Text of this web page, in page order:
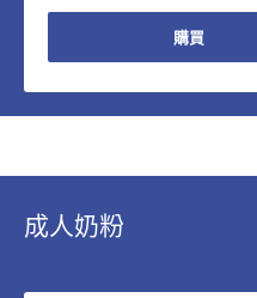
購買
成人奶粉